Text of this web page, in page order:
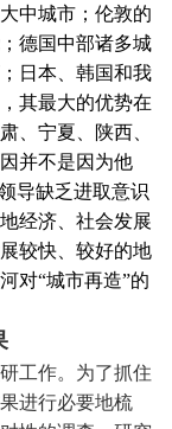
中城市；伦敦的
德国中部诸多城
日本、韩国和我
其最大的优势在
、宁夏、陕西、
并不是因为他
导缺乏进取意识
经济、社会发展
较快、较好的地
对“城市再造”的
工作。为了抓住
进行必要地梳